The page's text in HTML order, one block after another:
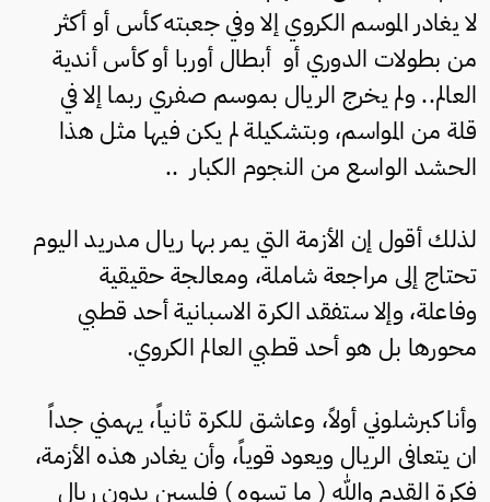
لا يغادر الموسم الكروي إلا وفي جعبته كأس أو أكثر
من بطولات الدوري أو أبطال أوربا أو كأس أندية
العالم.. ولم يخرج الريال بموسم صفري ربما إلا في
قلة من المواسم، وبتشكيلة لم يكن فيها مثل هذا
الحشد الواسع من النجوم الكبار ..
لذلك أقول إن الأزمة التي يمر بها ريال مدريد اليوم
تحتاج إلى مراجعة شاملة، ومعالجة حقيقية
وفاعلة، وإلا ستفقد الكرة الاسبانية أحد قطبي
محورها بل هو أحد قطبي العالم الكروي.
وأنا كبرشلوني أولاً، وعاشق للكرة ثانياً، يهمني جداً
ان يتعافى الريال ويعود قوياً، وأن يغادر هذه الأزمة،
فكرة القدم والله ( ما تسوه ) فلسين بدون ريال